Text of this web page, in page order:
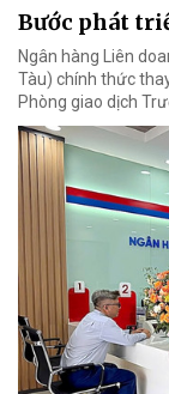
Bước phát
Ngân hàng Liên
Tàu) chính thức
Phòng giao dịch